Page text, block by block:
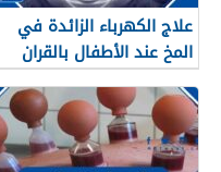
علاج الكهرباء الزائدة في
المخ عند الأطفال بالقران